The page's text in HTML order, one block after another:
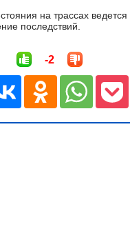
на трассах ведется
последствий.
-2